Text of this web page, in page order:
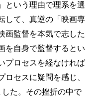
という理由で理系を選
して、真逆の「映画専
画監督を本気で志した
を自身で監督するとい
プロセスを経なければ
セスに疑問を感じ、
た。その挫折の中で